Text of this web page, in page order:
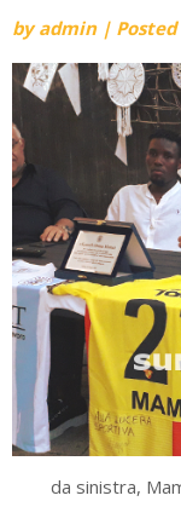
byadmin |
da sinistra,